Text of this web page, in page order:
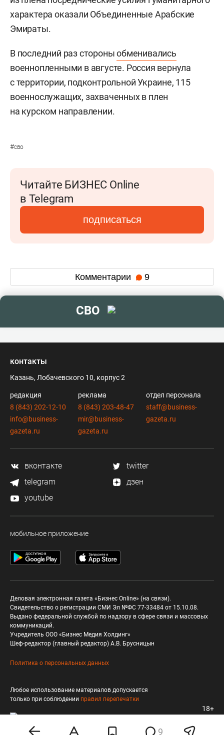
характера оказали Объединенные Арабские
Эмираты.
В последний раз стороныобменивались
военнопленными в августе. Россия вернула
с территории, подконтрольной Украине, 115
военнослужащих, захваченных в плен
на курском направлении.
#сво
Читайте БИЗНЕС Online
в Telegram
подписаться
Комментарии 9
9
СВО
контакты
Казань, Лобачевского 10, корпус 2
редакция
8 (843) 202-12-10
info@business-
gazeta.ru
реклама
8 (843) 203-48-47
mir@business-
gazeta.ru
отдел персонала
staff@business-
gazeta.ru
вконтакте
twitter
telegram
дзен
youtube
мобильное приложение
Деловая электронная газета «Бизнес Online» (на связи).
Свидетельство о регистрации СМИ Эл №ФС 77-33484 от 15.10.08.
Выдано федеральной службой по надзору в сфере связи и массовых
коммуникаций.
Учредитель ООО «Бизнес Медия Холдинг»
Шеф-редактор (главный редактор) А.В. Брусницын
Политика о персональных данных
Любое использование материалов допускается
только при соблюдении правил перепечатки
18+